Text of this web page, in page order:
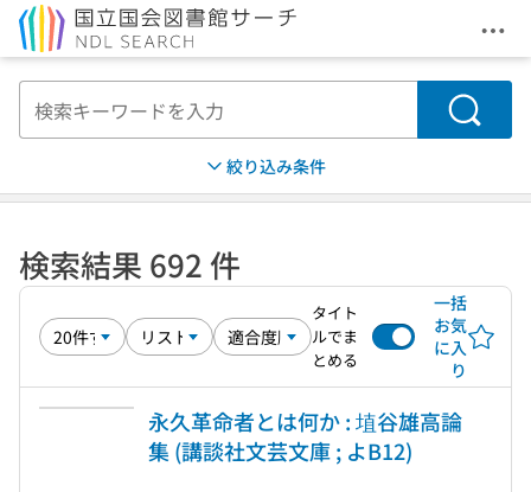
メ
検索
絞り込み条件
検索結果 692 件
タイト
ルでま
とめる
一括
お気
に入
り
永久革命者とは何か : 埴谷雄高論
集 (講談社文芸文庫 ; よB12)